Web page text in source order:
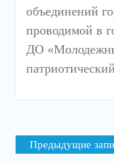
объединений
проводимой в
ДО
патриотический
Навигация
по
Предыдущие